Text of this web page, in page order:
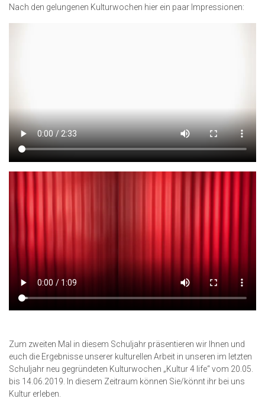
Nach den gelungenen Kulturwochen hier ein paar Impressionen:
Zum zweiten Mal in diesem Schuljahr präsentieren wir Ihnen und
euch die Ergebnisse unserer kulturellen Arbeit in unseren im letzten
Schuljahr neu gegründeten Kulturwochen „Kultur 4 life“ vom 20.05.
bis 14.06.2019. In diesem Zeitraum können Sie/könnt ihr bei uns
Kultur erleben.